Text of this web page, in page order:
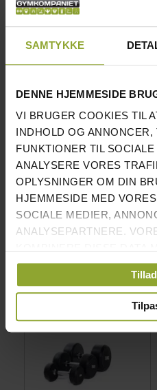
SAMTYKKE
DENNE HJEMMESIDE
VI BRUGER COOKIES TIL
INDHOLD OG ANNONCER,
FUNKTIONER TIL
ANALYSERE VORES
OPLYSNINGER OM DIN
HJEMMESIDE MED
SOCIALE MEDIER,
ANALYSEPARTNERE.
OPLYSNINGER, DU HAR
HAR INDSAMLET FRA DIN
TJENESTER.
VÆGTSKIVER TIL HÅNDVÆGTEN,
SÅ ER MAX VÆGTSKIVER PR.
HÅNDVÆGT 3X5 KG PR. SIDE,
Håndvægte er et
kan bruge dem i en række
træne hele kroppen, og
er justerbare, kan du nemt
træningsniveau.
Du kan findehåndvægtssæt
VI FANDT ANDRE